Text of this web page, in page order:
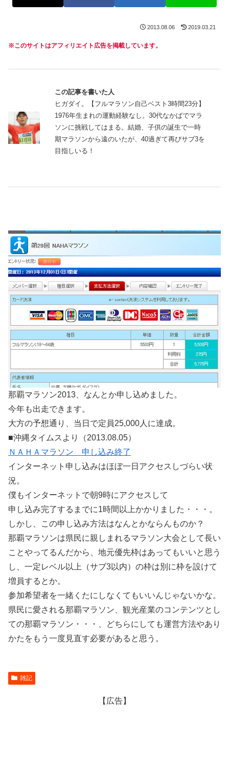
2013.08.06 2019.03.21
※このサイトはアフィリエイト広告を掲載しています。
この記事を書いた人
ヒガダイ。【フルマラソン自己ベスト3時間23分】
1976年生まれの運動経験なし。30代なかばでマラ
ソンに挑戦してはまる。結婚、子供の誕生で一時
期マラソンから遠のいたが、40過ぎて再びサブ3を
目指しいる！
那覇マラソン2013、なんとか申し込めました。
今年も出走できます。
大方の予想通り、当日で定員25,000人に達成。
■沖縄タイムスより（2013.08.05）
ＮＡＨＡマラソン 申し込み終了
インターネット申し込みはほぼ一日アクセスしづらい状
況。
僕もインターネットで朝9時にアクセスして
申し込み完了するまでに1時間以上かかりました・・・。
しかし、この申し込み方法はなんとかならんものか？
那覇マラソンは県民に親しまれるマラソン大会として長い
ことやってるんだから、地元優先枠はあってもいいと思う
し、一定レベル以上（サブ3以内）の枠は別に枠を設けて
増員するとか。
参加希望者を一緒くたにしなくてもいいんじゃないかな。
県民に愛される那覇マラソン、観光産業のコンテンツとし
ての那覇マラソン・・・、どちらにしても運営方法やあり
かたをもう一度見直す必要があると思う。
雑記
【広告】